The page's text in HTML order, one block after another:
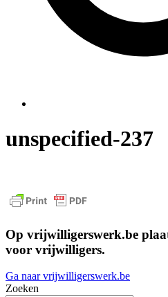
unspecified-237
Op vrijwilligerswerk.be
voor vrijwilligers.
Ga naar vrijwilligerswerk.be
Zoeken